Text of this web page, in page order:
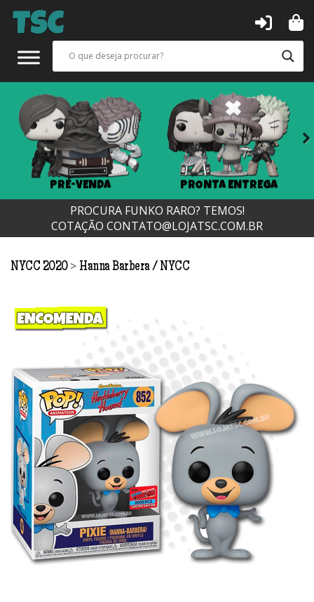
PRÉ-VENDA PRONTA ENTREGA
PROCURA FUNKO RARO? TEMOS!
COTAÇÃO CONTATO@LOJATSC.COM.BR
NYCC 2020 > Hanna Barbera NYCC